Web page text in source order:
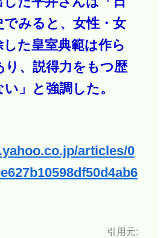
みると、女性・女
た皇室典範は作ら
り、説得力をもつ歴
」と強調した。
articles/0
引用元: